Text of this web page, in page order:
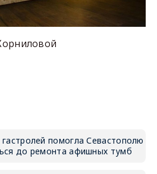
помогла Севастополю
до ремонта афишных тумб